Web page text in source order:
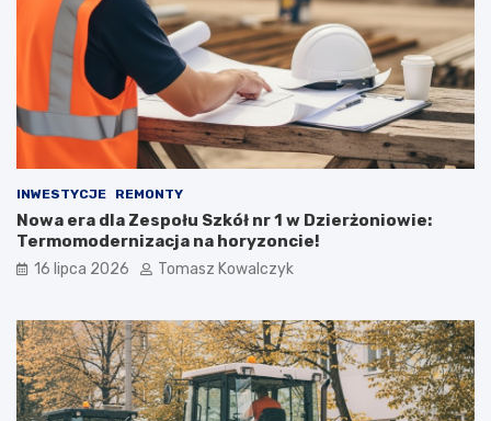
INWESTYCJE REMONTY
Nowa era dla Zespołu Szkół nr 1 w Dzierżoniowie:
Termomodernizacja na horyzoncie!
16 lipca 2026 Tomasz Kowalczyk